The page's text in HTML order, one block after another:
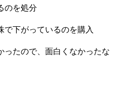
のを処分
で下がっているのを購入
ったので、面白くなかったな